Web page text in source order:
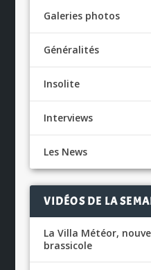
Galeries photos
Généralités
Insolite
Interviews
Les News
VIDÉOS DE LA
La Villa Météor,
brassicole